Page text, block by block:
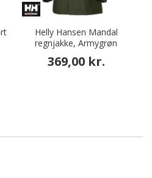
Helly Hansen Mandal
regnjakke, Armygrøn
369,00 kr.